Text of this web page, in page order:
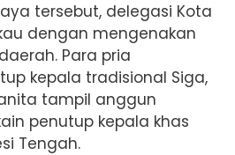
tersebut, delegasi Kota
dengan mengenakan
Para pria
kepala tradisional Siga,
tampil anggun
penutup kepala khas
Tengah.